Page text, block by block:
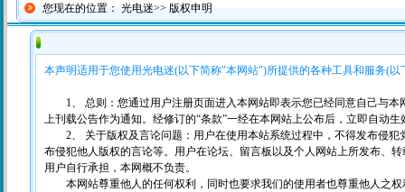
您现在的位置： 光电迷>> 版权申明
本声明适用于您使用光电迷(以下简称"本网站")所提供的各种工具和服务(以
1、 总则：您通过用户注册页面进入本网站即表示您已经同意自己与本
上刊载公告作为通知。经修订的“条款”一经在本网站上公布后，立即自动生
2、 关于版权及言论问题：用户在使用本站系统过程中，不得发布侵犯
布侵犯他人版权的言论等。用户在论坛、留言板以及个人网站上所发布、
用户自行承担，本网概不负责。
本网站尊重他人的任何权利，同时也要求我们的使用者也尊重他人之权